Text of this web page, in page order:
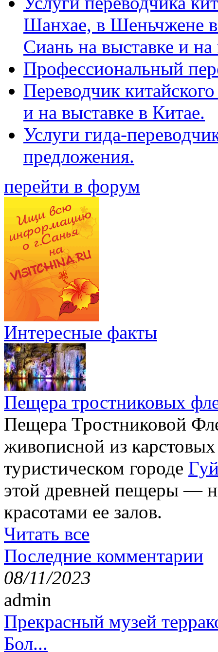
Шанхае, в Шеньчжене
Сиань на выставке и
Профессиональный
Переводчик
и на выставке в Китае.
Услуги гида-
предложения.
перейти в форум
Интересные факты
Пещера тростниковых
Пещера Тростниковой
живописной из
туристическом городе
этой древней пещеры —
красотами ее залов.
Читать все
Последние комментарии
08/11/2023
admin
Прекрасный музей
Бол...